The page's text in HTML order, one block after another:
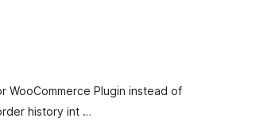
WooCommerce Plugin instead of
history int …